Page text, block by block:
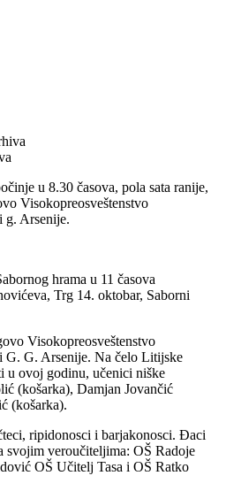
u 8.30 časova, pola sata ranije,
Visokopreosveštenstvo
Arsenije.
hrama u 11 časova
Trg 14. oktobar, Saborni
Visokopreosveštenstvo
G. Arsenije. Na čelo Litijske
u ovoj godinu, učenici niške
(košarka), Damjan Jovančić
(košarka).
ripidonosci i barjakonosci. Đaci
svojim veroučiteljima: OŠ Radoje
OŠ Učitelj Tasa i OŠ Ratko